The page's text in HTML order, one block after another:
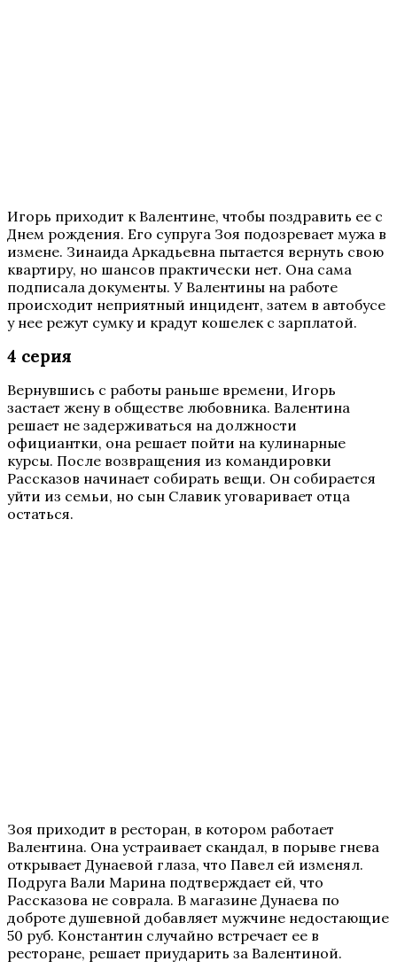
Игорь приходит к Валентине, чтобы поздравить ее с
Днем рождения. Его супруга Зоя подозревает мужа в
измене. Зинаида Аркадьевна пытается вернуть свою
квартиру, но шансов практически нет. Она сама
подписала документы. У Валентины на работе
происходит неприятный инцидент, затем в автобусе
у нее режут сумку и крадут кошелек с зарплатой.
4 серия
Вернувшись с работы раньше времени, Игорь
застает жену в обществе любовника. Валентина
решает не задерживаться на должности
официантки, она решает пойти на кулинарные
курсы. После возвращения из командировки
Рассказов начинает собирать вещи. Он собирается
уйти из семьи, но сын Славик уговаривает отца
остаться.
Зоя приходит в ресторан, в котором работает
Валентина. Она устраивает скандал, в порыве гнева
открывает Дунаевой глаза, что Павел ей изменял.
Подруга Вали Марина подтверждает ей, что
Рассказова не соврала. В магазине Дунаева по
доброте душевной добавляет мужчине недостающие
50 руб. Константин случайно встречает ее в
ресторане, решает приударить за Валентиной.